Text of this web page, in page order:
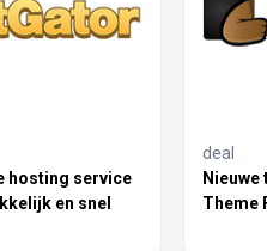
hosting service
en snel
deal
Nieuwe
Theme